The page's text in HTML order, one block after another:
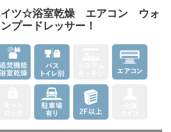
イツ☆浴室乾燥 エアコン ウォ
プードレッサー！